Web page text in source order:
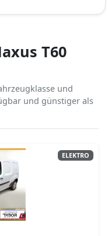
T60
und
und günstiger als
ELEKTRO